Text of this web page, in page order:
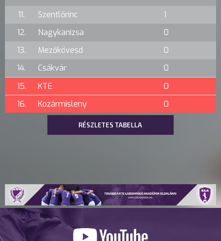
11.
Szentlőrinc
1
12.
Nagykanizsa
0
13.
Mezőkövesd
0
14.
Csákvár
0
15.
KTE
0
16.
Kozármisleny 0
RÉSZLETES TABELLA